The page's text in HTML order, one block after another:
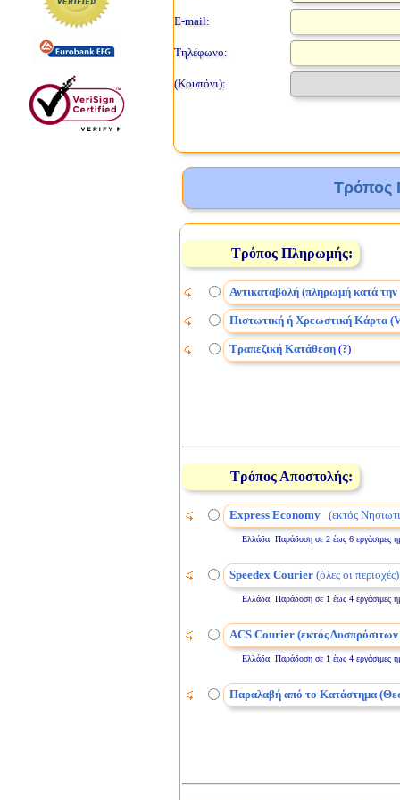
E-mail:
Τηλέφωνο:
(Κουπόνι):
Τρόπος
Τρόπος Πληρωμής:
Αντικαταβολή (πληρωμή κατά
Πιστωτική ή Χρεωστική Κάρτα
Τραπεζική Κατάθεση(?)
Τρόπος Αποστολής:
Express Economy(εκτός
Ελλάδα: Παράδοση σε 2 έως 6 εργάσιμες
Speedex Courier(όλες οι περιοχές)
Ελλάδα: Παράδοση σε 1 έως 4 εργάσιμες
ACS Courier (εκτός
Ελλάδα: Παράδοση σε 1 έως 4 εργάσιμες
Παραλαβή από το Κατάστημα